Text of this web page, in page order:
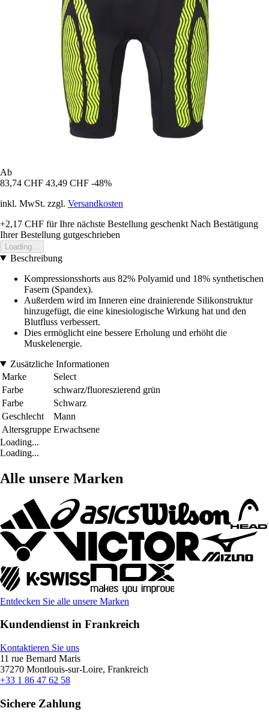
Ab
83,74 CHF 43,49 CHF -48%
inkl. MwSt. zzgl. Versandkosten
+2,17 CHF für Ihre nächste Bestellung geschenkt Nach Bestätigung
Ihrer Bestellung gutgeschrieben
Loading...
Beschreibung
Kompressionsshorts aus 82% Polyamid und 18% synthetischen
Fasern (Spandex).
Außerdem wird im Inneren eine drainierende Silikonstruktur
hinzugefügt, die eine kinesiologische Wirkung hat und den
Blutfluss verbessert.
Dies ermöglicht eine bessere Erholung und erhöht die
Muskelenergie.
Zusätzliche Informationen
Marke
Select
Farbe
schwarz/fluoreszierend grün
Farbe
Schwarz
Geschlecht
Mann
Altersgruppe Erwachsene
Loading...
Loading...
Alle unsere Marken
Entdecken Sie alle unsere Marken
Kundendienst in Frankreich
Kontaktieren Sie uns
11 rue Bernard Maris
37270 Montlouis-sur-Loire, Frankreich
+33 1 86 47 62 58
Sichere Zahlung